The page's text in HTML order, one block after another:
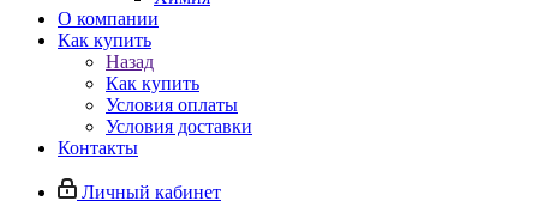
О компании
Как купить
Назад
Как купить
Условия оплаты
Условия доставки
Контакты
Личный кабинет